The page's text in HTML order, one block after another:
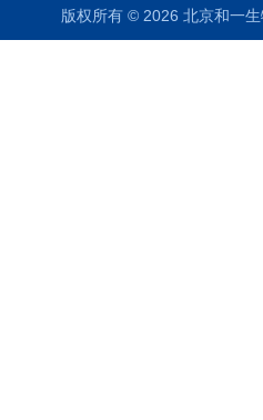
版权所有 © 2026 北京和一